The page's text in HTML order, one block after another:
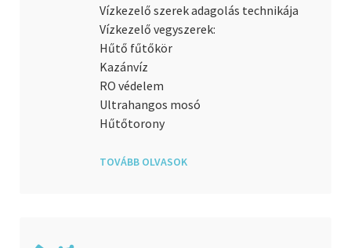
Vízkezelő szerek adagolás technikája
Vízkezelő vegyszerek:
Hűtő fűtőkör
Kazánvíz
RO védelem
Ultrahangos mosó
Hűtőtorony
TOVÁBB OLVASOK